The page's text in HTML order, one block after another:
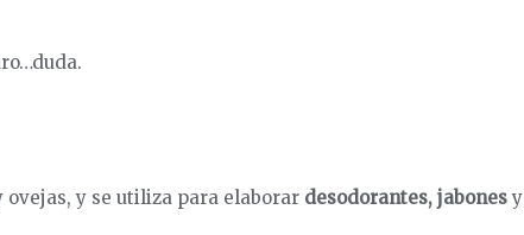
ovejas, y se utiliza para elaborar desodorantes, jabonesy